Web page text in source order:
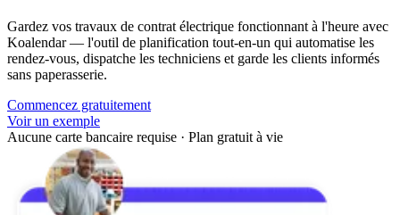
Gardez vos travaux de contrat électrique fonctionnant à l'heure avec
Koalendar — l'outil de planification tout-en-un qui automatise les
rendez-vous, dispatche les techniciens et garde les clients informés
sans paperasserie.
Commencez gratuitement
Voir un exemple
Aucune carte bancaire requise · Plan gratuit à vie